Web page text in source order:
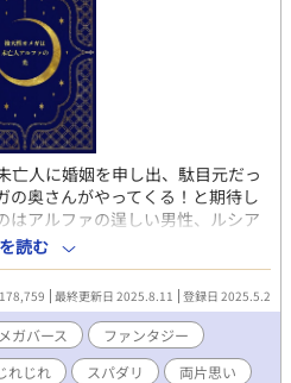
亡人に婚姻を申し出、駄目元だっ
の奥さんがやってくる！と期待し
はアルファの逞しい男性、ルシア
えるルシアーノと惹かれ合い、す
が訪れ、二次性が変わってしまっ
うしてもルシアーノのことを忘れ
を追いかける――！ 後天性オメガ
ース。独自の設定です。 アルフ
読む
最終更新日 2025.8.11 登録日 2025.5.2
ガバース
ファンタジー
れじれ スパダリ
両片思い